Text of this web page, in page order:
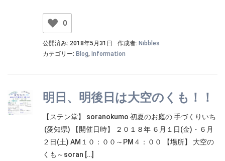
0
公開済み: 2018年5月31日 作成者: Nibbles
カテゴリー: Blog, Information
明日、明後日は大空のくも！！
【ステン堂】 soranokumo 初夏のお庭の 手づくりいち
(愛知県) 【開催日時】 ２０１８年 ６月１日(金)・６月
２日(土) AM１０：００～PM４：００ 【場所】 大空の
くも～soran […]